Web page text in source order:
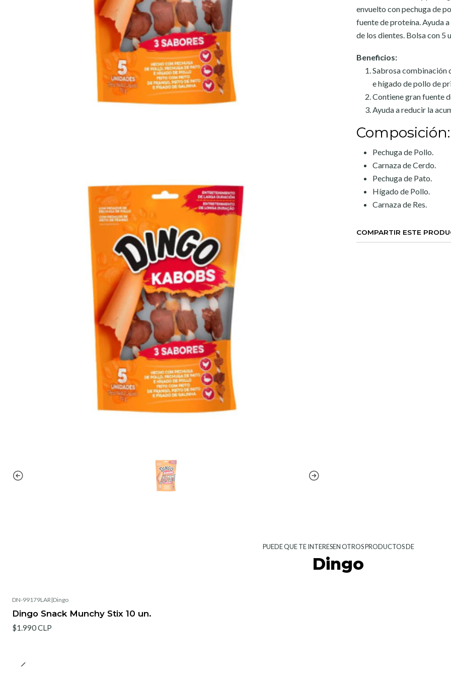
envuelto con pechuga de
fuente de proteína. Ayuda
de los dientes. Bolsa con 5
Beneficios:
Sabrosa combinación
e hígado de pollo de
Contiene gran fuente
Ayuda a reducir la
Pechuga de Pollo.
Carnaza de Cerdo.
Pechuga de Pato.
Hígado de Pollo.
Carnaza de Res.
COMPARTIR ESTE
PUEDE QUE TE INTERESEN OTROS PRODUCTOS DE
Dingo
DN-99179LAR|Dingo
Dingo Snack Munchy Stix 10 un.
$1.990 CLP